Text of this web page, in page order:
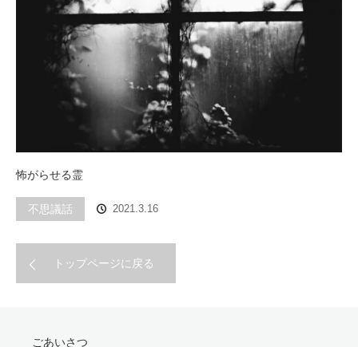
怖がらせる霊
不思議話 2021.3.16
トップページに戻る
ごあいさつ